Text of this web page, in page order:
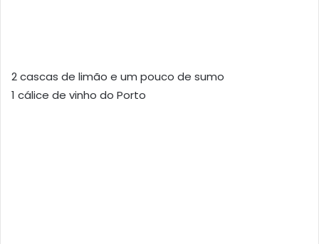
2 cascas de limão e um pouco de sumo
1 cálice de vinho do Porto